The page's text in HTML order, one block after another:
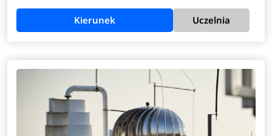
Kierunek Uczelnia